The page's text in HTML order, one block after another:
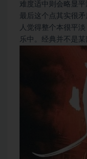
难度适中则会略显平
最后这个点其实很
人觉得整个本很平
乐中。经典并不是